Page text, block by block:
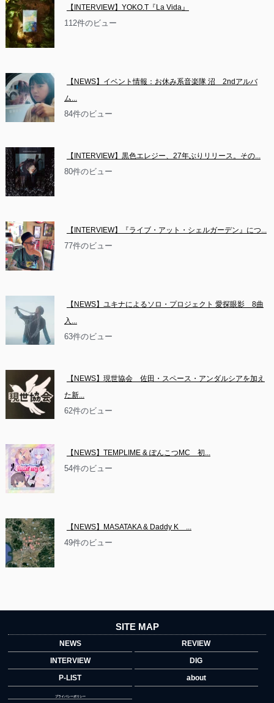
【INTERVIEW】YOKO.T『La Vida』
112件のビュー
【NEWS】イベント情報：お休み系音楽隊 沼　2ndアルバ
ム...
84件のビュー
【INTERVIEW】黒色エレジー、27年ぶりリリース。その...
80件のビュー
【INTERVIEW】『ライブ・アット・シェルガーデン』につ...
77件のビュー
【NEWS】ユキナによるソロ・プロジェクト 愛探眼影　8曲
入...
63件のビュー
【NEWS】現世協会　佐田・スペース・アンダルシアを加え
た新...
62件のビュー
【NEWS】TEMPLIME & ぽんこつMC　初...
54件のビュー
【NEWS】MASATAKA & Daddy K　...
49件のビュー
SITE MAP
NEWS
REVIEW
INTERVIEW
DIG
P-LIST
about
プライバシーポリシー